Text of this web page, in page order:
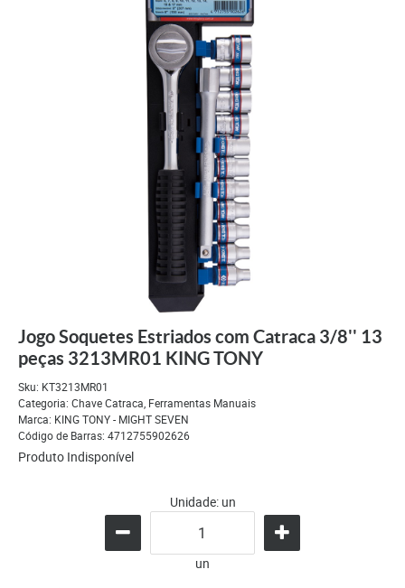
Jogo Soquetes Estriados com Catraca 3/8'' 13
peças 3213MR01 KING TONY
Sku: KT3213MR01
Categoria: Chave Catraca, Ferramentas Manuais
Marca: KING TONY - MIGHT SEVEN
Código de Barras: 4712755902626
Produto Indisponível
Unidade: un
un